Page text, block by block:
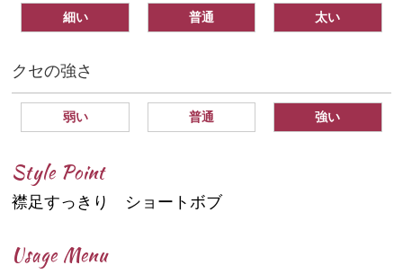
細い 普通 太い
クセの強さ
弱い 普通 強い
Style Point
襟足すっきり ショートボブ
Usage Menu